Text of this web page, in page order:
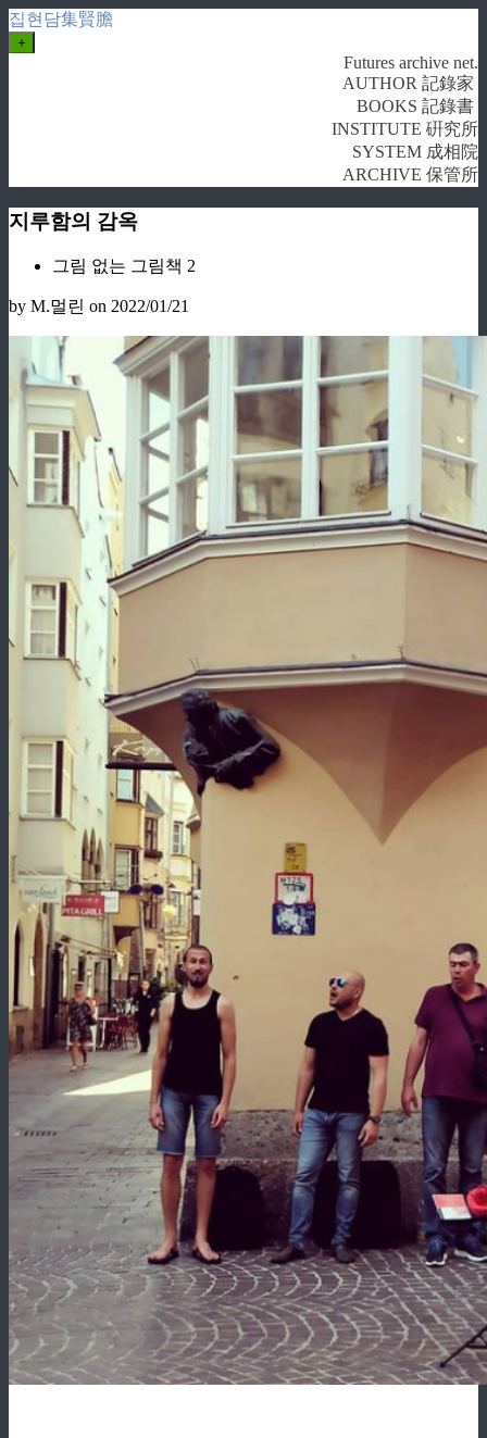
집현담集賢膽
+
Futures archive net.
AUTHOR 記錄家
BOOKS 記錄書
INSTITUTE 硏究所
SYSTEM 成相院
ARCHIVE 保管所
지루함의 감옥
그림 없는 그림책 2
by M.멀린 on 2022/01/21